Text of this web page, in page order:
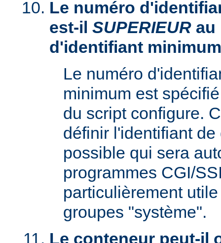
Le numéro
est-il SUPERIEUR au
d'identifiant
Le numéro
minimum est
du script configure.
définir l'identifiant
possible qui sera
programmes CGI/
particulièrement
groupes "système".
Le conteneur peut-il